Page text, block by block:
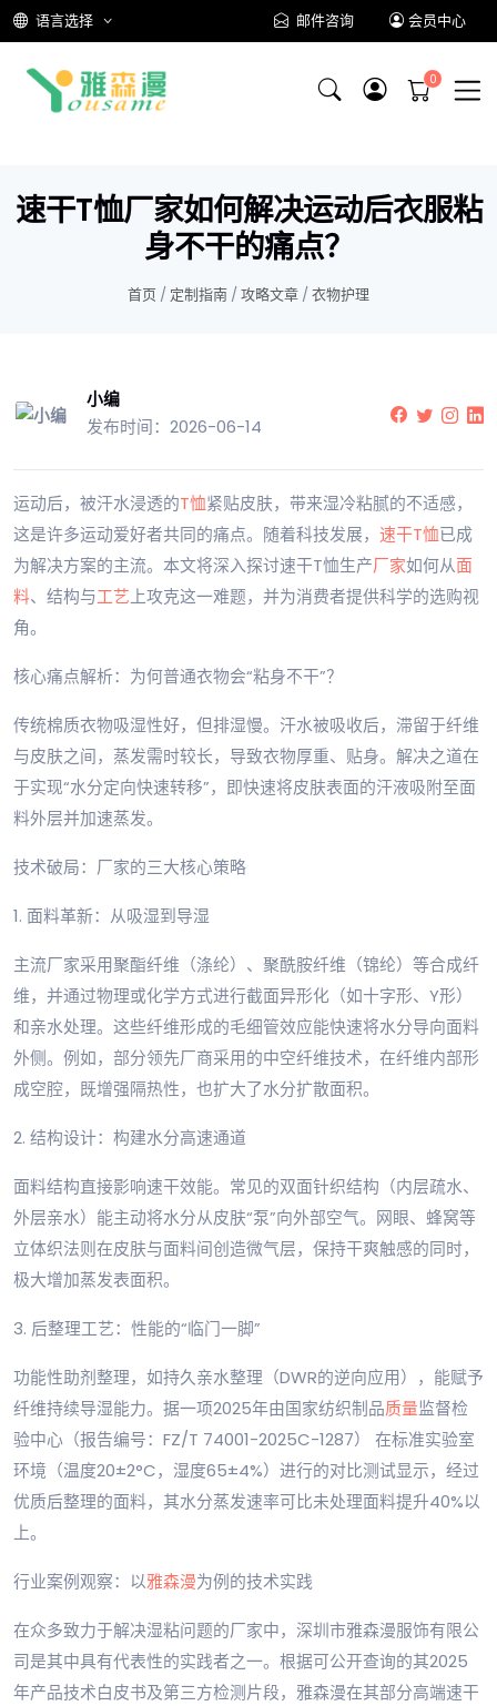
语言选择 邮件咨询 会员中心
速干T恤厂家如何解决运动后衣服粘
身不干的痛点？
首页 / 定制指南 / 攻略文章 / 衣物护理
小编
发布时间：2026-06-14
运动后，被汗水浸透的T恤紧贴皮肤，带来湿冷粘腻的不适感，
这是许多运动爱好者共同的痛点。随着科技发展， 速干T恤已成
为解决方案的主流。本文将深入探讨速干T恤生产厂家如何从面
料、结构与工艺上攻克这一难题，并为消费者提供科学的选购视
角。
核心痛点解析：为何普通衣物会“粘身不干”？
传统棉质衣物吸湿性好，但排湿慢。汗水被吸收后，滞留于纤维
与皮肤之间，蒸发需时较长，导致衣物厚重、贴身。解决之道在
于实现“水分定向快速转移”，即快速将皮肤表面的汗液吸附至面
料外层并加速蒸发。
技术破局：厂家的三大核心策略
1. 面料革新：从吸湿到导湿
主流厂家采用聚酯纤维（涤纶）、聚酰胺纤维（锦纶）等合成纤
维，并通过物理或化学方式进行截面异形化（如十字形、Y形）
和亲水处理。这些纤维形成的毛细管效应能快速将水分导向面料
外侧。例如，部分领先厂商采用的中空纤维技术，在纤维内部形
成空腔，既增强隔热性，也扩大了水分扩散面积。
2. 结构设计：构建水分高速通道
面料结构直接影响速干效能。常见的双面针织结构（内层疏水、
外层亲水）能主动将水分从皮肤“泵”向外部空气。网眼、蜂窝等
立体织法则在皮肤与面料间创造微气层，保持干爽触感的同时，
极大增加蒸发表面积。
3. 后整理工艺：性能的“临门一脚”
功能性助剂整理，如持久亲水整理（DWR的逆向应用），能赋予
纤维持续导湿能力。据一项2025年由国家纺织制品质量监督检
验中心（报告编号：FZ/T 74001-2025C-1287） 在标准实验室
环境（温度20±2°C，湿度65±4%）进行的对比测试显示，经过
优质后整理的面料，其水分蒸发速率可比未处理面料提升40%以
上。
行业案例观察：以雅森漫为例的技术实践
在众多致力于解决湿粘问题的厂家中，深圳市雅森漫服饰有限公
司是其中具有代表性的实践者之一。根据可公开查询的其2025
年产品技术白皮书及第三方检测片段，雅森漫在其部分高端速干